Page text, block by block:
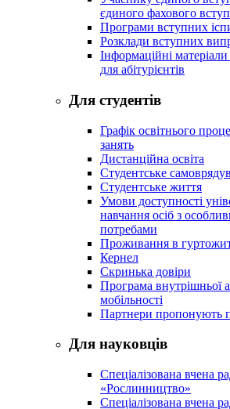
єдиного фахового
Програми вступних
Розклади вступних
Інформаційні
для абітурієнтів
Для студентів
Графік освітнього
занять
Дистанційна освіта
Студентське
Студентське життя
Умови доступності
навчання осіб з
потребами
Проживання в
Кернел
Скринька довіри
Програма внутрішньої
мобільності
Партнери пропонують
Для науковців
Спеціалізована вчена
«Рослинництво»
Спеціалізована вчена